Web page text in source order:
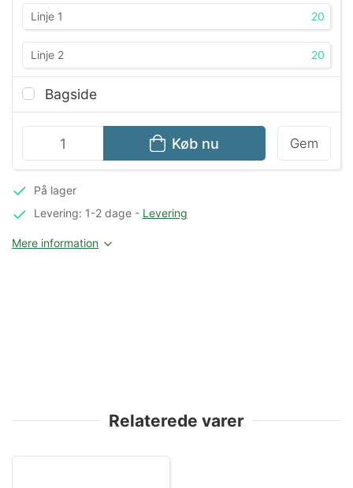
Køb nu Gem
20
20
Bagside
På lager
Levering: 1-2 dage- Levering
Mere information
Relaterede varer